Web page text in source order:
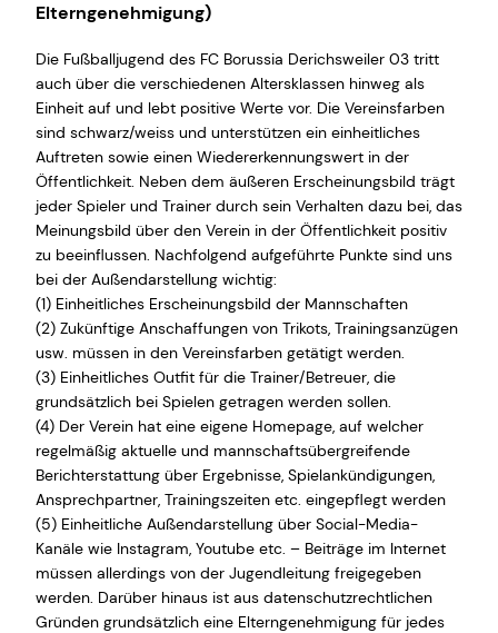
Elterngenehmigung)
Die Fußballjugend des FC Borussia Derichsweiler 03 tritt
auch über die verschiedenen Altersklassen hinweg als
Einheit auf und lebt positive Werte vor. Die Vereinsfarben
sind schwarz/weiss und unterstützen ein einheitliches
Auftreten sowie einen Wiedererkennungswert in der
Öffentlichkeit. Neben dem äußeren Erscheinungsbild trägt
jeder Spieler und Trainer durch sein Verhalten dazu bei, das
Meinungsbild über den Verein in der Öffentlichkeit positiv
zu beeinflussen. Nachfolgend aufgeführte Punkte sind uns
bei der Außendarstellung wichtig:
(1) Einheitliches Erscheinungsbild der Mannschaften
(2) Zukünftige Anschaffungen von Trikots, Trainingsanzügen
usw. müssen in den Vereinsfarben getätigt werden.
(3) Einheitliches Outfit für die Trainer/Betreuer, die
grundsätzlich bei Spielen getragen werden sollen.
(4) Der Verein hat eine eigene Homepage, auf welcher
regelmäßig aktuelle und mannschaftsübergreifende
Berichterstattung über Ergebnisse, Spielankündigungen,
Ansprechpartner, Trainingszeiten etc. eingepflegt werden
(5) Einheitliche Außendarstellung über Social-Media-
Kanäle wie Instagram, Youtube etc. – Beiträge im Internet
müssen allerdings von der Jugendleitung freigegeben
werden. Darüber hinaus ist aus datenschutzrechtlichen
Gründen grundsätzlich eine Elterngenehmigung für jedes